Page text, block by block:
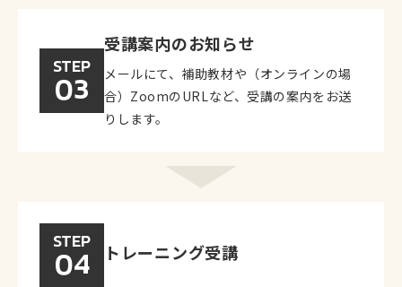
STEP
03
受講案内のお知らせ
メールにて、補助教材や（オンラインの場
合）ZoomのURLなど、受講の案内をお送
りします。
STEP
04 トレーニング受講